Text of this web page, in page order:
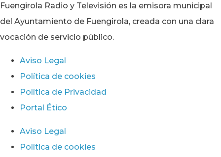
Fuengirola Radio y Televisión es la emisora municipal
del Ayuntamiento de Fuengirola, creada con una clara
vocación de servicio público.
Aviso Legal
Política de cookies
Política de Privacidad
Portal Ético
Aviso Legal
Política de cookies